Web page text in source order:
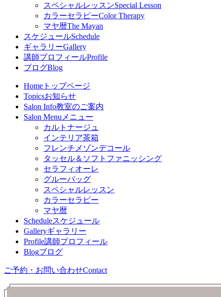
スペシャルレッスンSpecial Lesson
カラーセラピーColor Therapy
マヤ暦The Mayan
スケジュールSchedule
ギャラリーGallery
講師プロフィールProfile
ブログBlog
Home トップページ
Topicsお知らせ
Salon Info教室のご案内
Salon Menu メニュー
カルトナージュ
インテリア茶箱
フレンチメゾンデコール
タッセル＆ソフトファニッシング
セラフィオーレ
グルーバッグ
スペシャルレッスン
カラーセラピー
マヤ暦
Scheduleスケジュール
Galleryギャラリー
Profile講師プロフィール
Blogブログ
ご予約・お問い合わせContact